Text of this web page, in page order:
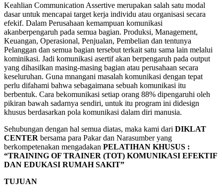
Keahlian Communication Assertive merupakan salah satu modal
dasar untuk mencapai target kerja individu atau organisasi secara
efekif. Dalam Perusahaan kemampuan komunikasi
akanberpengaruh pada semua bagian. Produksi, Management,
Keuangan, Operasional, Penjualan, Pembelian dan tentunya
Pelanggan dan semua bagian tersebut terkait satu sama lain melalui
kominikasi. Jadi komunikasi asertif akan berpengaruh pada output
yang dihasilkan masing-masing bagian atau perusahaan secara
keseluruhan. Guna mnangani masalah komunikasi dengan tepat
perlu difahami bahwa sebagaimana sebuah komunikasi itu
berbentuk. Cara bekomunikasi setiap orang 88% dipengaruhi oleh
pikiran bawah sadarnya sendiri, untuk itu program ini didesign
khusus berdasarkan pola komunikasi dalam diri manusia.
Sehubungan dengan hal semua diatas, maka kami dari DIKLAT
CENTER bersama para Pakar dan Narasumber yang
berkompetenakan mengadakan PELATIHAN KHUSUS :
“TRAINING OF TRAINER (TOT) KOMUNIKASI EFEKTIF
DAN EDUKASI RUMAH SAKIT”
TUJUAN